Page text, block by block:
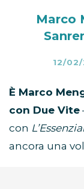
Marco
12/
È Marco
con Due Vite
con
ancora una